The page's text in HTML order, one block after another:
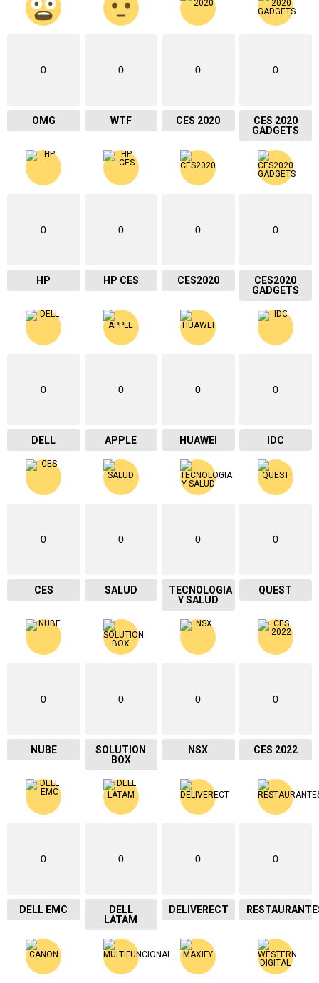
0
OMG
0
WTF
0
CES 2020
0
CES 2020
GADGETS
0
HP
0
HP CES
0
CES2020
0
CES2020
GADGETS
0
DELL
0
APPLE
0
HUAWEI
0
IDC
0
CES
0
SALUD
0
TECNOLOGIA
Y SALUD
0
QUEST
0
NUBE
0
SOLUTION
BOX
0
NSX
0
CES 2022
0
DELL EMC
0
DELL
LATAM
0
DELIVERECT
0